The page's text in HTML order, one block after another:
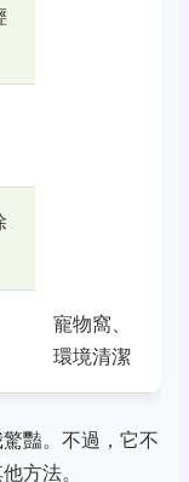
寵物窩、
環境清潔
豔。不過，它不
方法。